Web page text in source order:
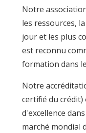
Notre
les ressources,
jour et les plus
est reconnu
formation dans
Notre
certifié du crédit)
d'excellence
marché mondial